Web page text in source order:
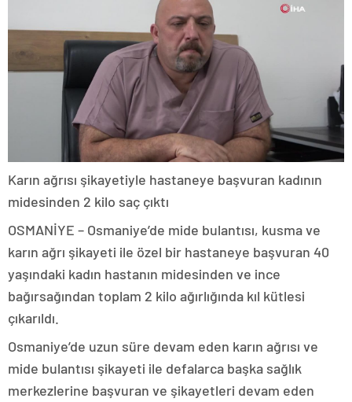
Karın ağrısı şikayetiyle hastaneye başvuran kadının
midesinden 2 kilo saç çıktı
OSMANİYE – Osmaniye’de mide bulantısı, kusma ve
karın ağrı şikayeti ile özel bir hastaneye başvuran 40
yaşındaki kadın hastanın midesinden ve ince
bağırsağından toplam 2 kilo ağırlığında kıl kütlesi
çıkarıldı.
Osmaniye’de uzun süre devam eden karın ağrısı ve
mide bulantısı şikayeti ile defalarca başka sağlık
merkezlerine başvuran ve şikayetleri devam eden